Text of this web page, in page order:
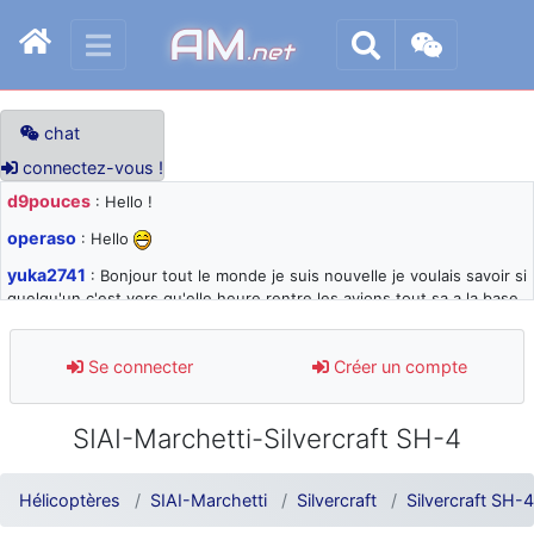
AM.net
chat
connectez-vous !
d9pouces : Hello !
operaso : Hello
yuka2741 : Bonjour tout le monde je suis nouvelle je voulais savoir si
quelqu'un c'est vers qu'elle heure rentre les avions tout sa a la base
d9pouces: désolé pour les quelques blocages du site ces derniers
jours : je teste des méthodes contre le spam et les bots trop nocifs
: Super, la nouvelle bannière
d9pouces: je suis un avion@,._,+ > lesquels ? je ne suis pas sûr de
comprendre
Se connecter Créer un compte
SIAI-Marchetti-Silvercraft SH-4
Hélicoptères SIAI-Marchetti Silvercraft Silvercraft SH-4